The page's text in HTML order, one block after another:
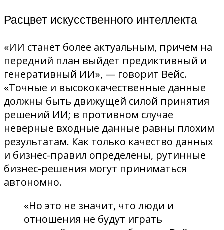
Расцвет искусственного интеллекта
«ИИ станет более актуальным, причем на
передний план выйдет предиктивный и
генеративный ИИ», — говорит Вейс.
«Точные и высококачественные данные
должны быть движущей силой принятия
решений ИИ; в противном случае
неверные входные данные равны плохим
результатам. Как только качество данных
и бизнес-правил определены, рутинные
бизнес-решения могут приниматься
автономно.
«Но это не значит, что люди и
отношения не будут играть